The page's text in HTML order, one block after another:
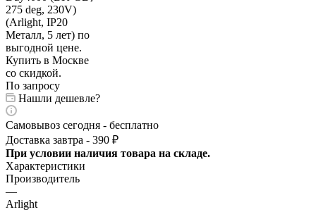
По запросу
Нашли дешевле?
Самовывоз сегодня - бесплатно
Доставка завтра - 390 ₽
При условии наличия товара на складе.
Характеристики
Производитель
—
Arlight